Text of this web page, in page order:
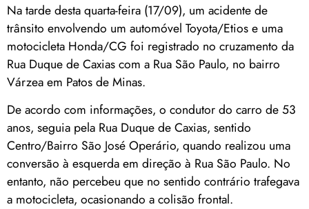
Na tarde desta quarta-feira (17/09), um acidente de
trânsito envolvendo um automóvel Toyota/Etios e uma
motocicleta Honda/CG foi registrado no cruzamento da
Rua Duque de Caxias com a Rua São Paulo, no bairro
Várzea em Patos de Minas.
De acordo com informações, o condutor do carro de 53
anos, seguia pela Rua Duque de Caxias, sentido
Centro/Bairro São José Operário, quando realizou uma
conversão à esquerda em direção à Rua São Paulo. No
entanto, não percebeu que no sentido contrário trafegava
a motocicleta, ocasionando a colisão frontal.